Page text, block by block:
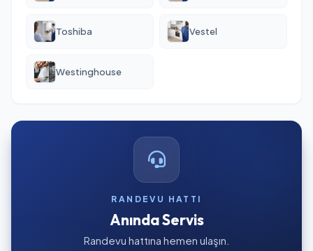
Toshiba Vestel
Westinghouse
RANDEVU HATTI
Anında Servis
Randevu hattına hemen ulaşın.